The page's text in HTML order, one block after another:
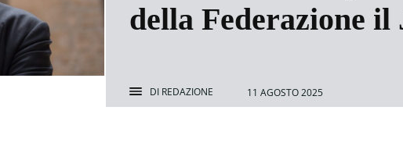
della Federazione
DI REDAZIONE 11 AGOSTO 2025